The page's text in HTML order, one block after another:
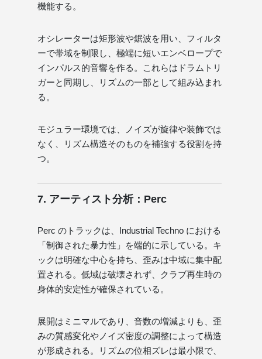
機能する。
オシレーターは矩形波や鋸波を用い、フィルタ
ーで帯域を制限し、極端に短いエンベロープで
インパルス的音響を作る。これらはドラムトリ
ガーと同期し、リズムの一部として組み込まれ
る。
モジュラー環境では、ノイズが旋律や装飾では
なく、リズム構造そのものを補強する役割を持
つ。
7. アーティスト分析：Perc
Perc のトラックは、Industrial Techno における
「制御された暴力性」を端的に示している。キ
ックは明確な中心を持ち、歪みは中域に集中配
置される。低域は破壊されず、クラブ再生時の
身体的安定性が確保されている。
展開はミニマルであり、音数の増減よりも、歪
みの質感変化やノイズ密度の調整によって構造
が形成される。リズムの位相ズレは最小限で、